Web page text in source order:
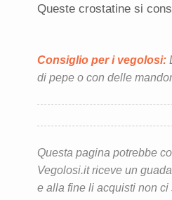
Queste crostatine si
Consiglio per i vegolosi:
di pepe o con delle
Questa pagina potrebbe
Vegolosi.it riceve un
e alla fine li acquisti non